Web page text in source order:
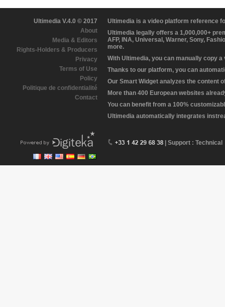
Ultimedia V.4.0 © 2017
About
Media & Editors
Rights-Holders & Producers
Privacy
Terms of Use
Policy
Politique de confidentialité
Contact
Ultimedia is a video platform reference
Ultimedia legally offers a 1,000,000+
AFP, INA, Universal, Warner, Sony,
more.
With Ultimedia, you can manually copy
Thanks to our platform, you can
Our Smart Widget analyzes the content
More than 400 European websites
You can benefit from a 100%
Ultimedia automatically integrates
| Support : Technical